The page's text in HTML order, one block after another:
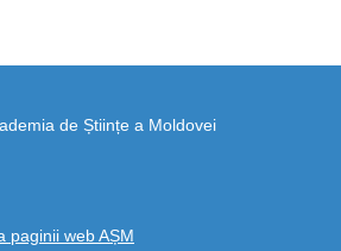
de Științe a Moldovei
paginii web AȘM